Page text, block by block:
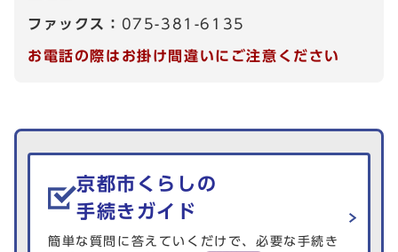
ファックス： 075-381-6135
お電話の際はお掛け間違いにご注意ください
生活情報を探す
京都市くらしの
手続きガイド
簡単な質問に答えていくだけで、必要な手続き